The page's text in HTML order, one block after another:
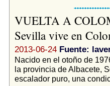
VUELTA A
Sevilla vive en
2013-06-24 Fuente:
Nacido en el otoño de
la provincia de Albacete,
escalador puro, una